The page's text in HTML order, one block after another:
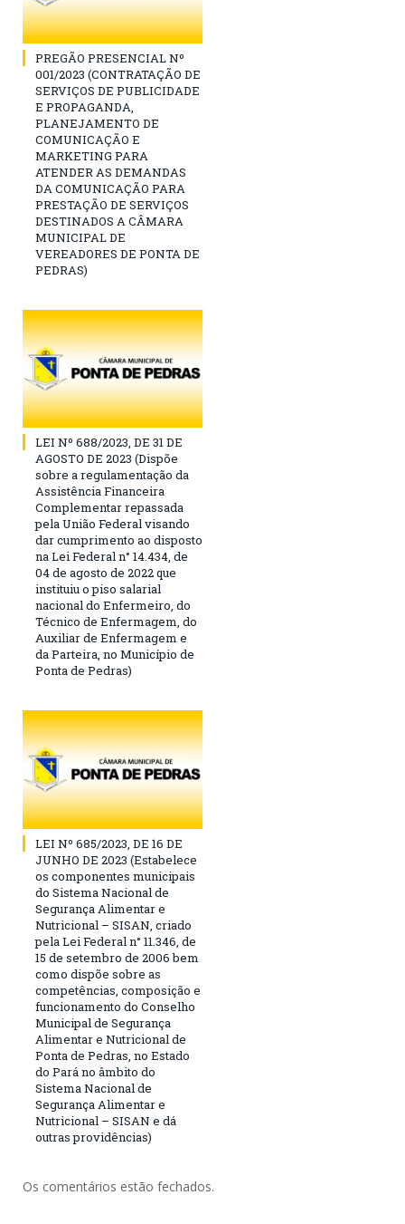
PREGÃO PRESENCIAL Nº
001/2023 (CONTRATAÇÃO DE
SERVIÇOS DE PUBLICIDADE
E PROPAGANDA,
PLANEJAMENTO DE
COMUNICAÇÃO E
MARKETING PARA
ATENDER AS DEMANDAS
DA COMUNICAÇÃO PARA
PRESTAÇÃO DE SERVIÇOS
DESTINADOS A CÂMARA
MUNICIPAL DE
VEREADORES DE PONTA DE
PEDRAS)
LEI Nº 688/2023, DE 31 DE
AGOSTO DE 2023 (Dispõe
sobre a regulamentação da
Assistência Financeira
Complementar repassada
pela União Federal visando
dar cumprimento ao disposto
na Lei Federal n° 14.434, de
04 de agosto de 2022 que
instituiu o piso salarial
nacional do Enfermeiro, do
Técnico de Enfermagem, do
Auxiliar de Enfermagem e
da Parteira, no Município de
Ponta de Pedras)
LEI Nº 685/2023, DE 16 DE
JUNHO DE 2023 (Estabelece
os componentes municipais
do Sistema Nacional de
Segurança Alimentar e
Nutricional – SISAN, criado
pela Lei Federal n° 11.346, de
15 de setembro de 2006 bem
como dispõe sobre as
competências, composição e
funcionamento do Conselho
Municipal de Segurança
Alimentar e Nutricional de
Ponta de Pedras, no Estado
do Pará no âmbito do
Sistema Nacional de
Segurança Alimentar e
Nutricional – SISAN e dá
outras providências)
Os comentários estão fechados.